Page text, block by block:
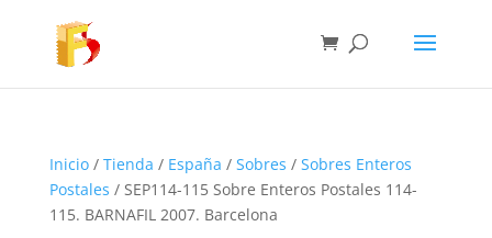
Inicio/ Tienda / España / Sobres / Sobres Enteros
Postales / SEP114-115 Sobre Enteros Postales 114-
115. BARNAFIL 2007. Barcelona